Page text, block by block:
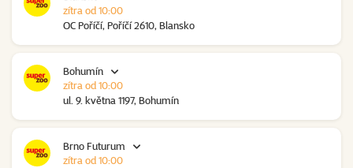
OC Poříčí, Poříčí 2610, Blansko
zítra od 10:00
Bohumín
ul. 9. května 1197, Bohumín
zítra od 10:00
Brno Futurum
zítra od 10:00